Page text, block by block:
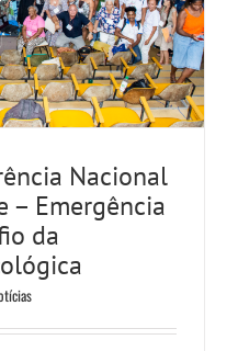
Nacional
– Emergência
da